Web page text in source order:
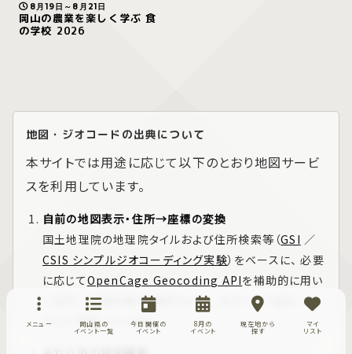
8月19日～8月21日
岡山の農業を楽しく学ぶ 食
の学校 2026
地図・ジオコードの出典について
本サイトでは用途に応じて以下のとおり地図サービ
スを利用しています。
自前の地図表示・住所→座標の変換
国土地理院の地理院タイルおよび住所検索等（GSI ／
CSIS シンプルジオコーディング実験）をベースに、 必要
に応じてOpenCage Geocoding APIを補助的に用い
て住所→座標の取得・整形を行い、当サイトで追記・加
工して掲載しています。
メニュー
岡山県の
イベント一覧
今日開催の
イベント
8月の
イベント
現在地から
探す
マイ
リスト